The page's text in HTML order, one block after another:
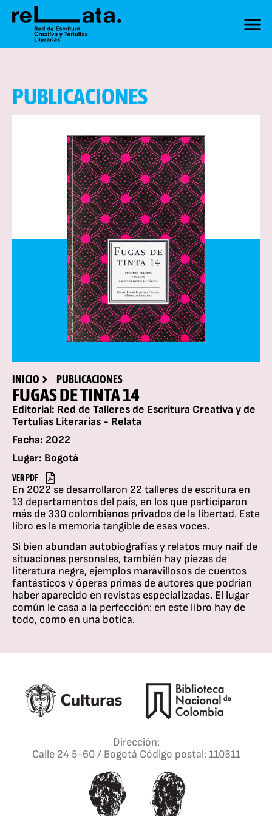
PUBLICACIONES
INICIO PUBLICACIONES
FUGAS DE TINTA 14
Editorial: Red de Talleres de Escritura Creativa y de
Tertulias Literarias - Relata
Fecha: 2022
Lugar: Bogotá
VER PDF
En 2022 se desarrollaron 22 talleres de escritura en
13 departamentos del país, en los que participaron
más de 330 colombianos privados de la libertad. Este
libro es la memoria tangible de esas voces.
Si bien abundan autobiografías y relatos muy naif de
situaciones personales, también hay piezas de
literatura negra, ejemplos maravillosos de cuentos
fantásticos y óperas primas de autores que podrían
haber aparecido en revistas especializadas. El lugar
común le casa a la perfección: en este libro hay de
todo, como en una botica.
Dirección:
Calle 24 5-60 / Bogotá Código postal: 110311